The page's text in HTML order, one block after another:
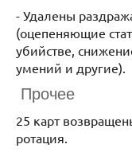
- Удалены
(оцепеняющие
убийстве,
умений и другие).
Прочее
25 карт
ротация.